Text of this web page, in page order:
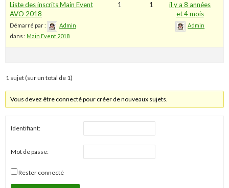
Liste des inscrits Main Event
AVO 2018
Démarré par :
Admin
dans : Main Event 2018
1 1
il y a 8 années
et 4 mois
Admin
1 sujet (sur un total de 1)
Vous devez être connecté pour créer de nouveaux sujets.
Identifiant:
Mot de passe:
Rester connecté